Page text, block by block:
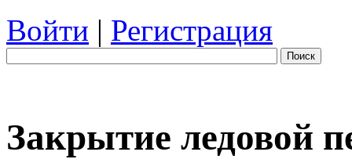
Войти | Регистрация
Поиск
Закрытие ледовой